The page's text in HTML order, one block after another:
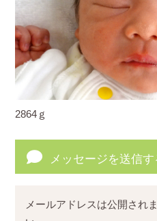
2864ｇ
メッセージを送信す
メールアドレスは公開され